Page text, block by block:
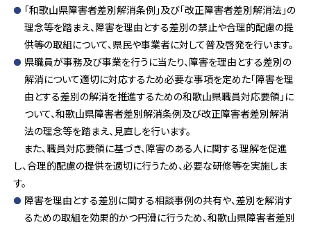
「和歌山県障害者差別解消条例」及び「改正障害者差別解消法」の
理念等を踏まえ、障害を理由とする差別の禁止や合理的配慮の提
供等の取組について、県民や事業者に対して普及啓発を行います。
県職員が事務及び事業を行うに当たり、障害を理由とする差別の
解消について適切に対応するため必要な事項を定めた「障害を理
由とする差別の解消を推進するための和歌山県職員対応要領」に
ついて、和歌山県障害者差別解消条例及び改正障害者差別解消
法の理念等を踏まえ、見直しを行います。
また、職員対応要領に基づき、障害のある人に関する理解を促進
し、合理的配慮の提供を適切に行うため、必要な研修等を実施しま
す。
障害を理由とする差別に関する相談事例の共有や、差別を解消す
るための取組を効果的かつ円滑に行うため、和歌山県障害者差別